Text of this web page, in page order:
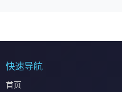
快速导航
首页